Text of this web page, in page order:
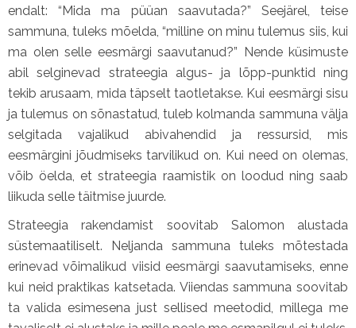
endalt: “Mida ma püüan saavutada?” Seejärel, teise
sammuna, tuleks mõelda, “milline on minu tulemus siis, kui
ma olen selle eesmärgi saavutanud?” Nende küsimuste
abil selginevad strateegia algus- ja lõpp-punktid ning
tekib arusaam, mida täpselt taotletakse. Kui eesmärgi sisu
ja tulemus on sõnastatud, tuleb kolmanda sammuna välja
selgitada vajalikud abivahendid ja ressursid, mis
eesmärgini jõudmiseks tarvilikud on. Kui need on olemas,
võib öelda, et strateegia raamistik on loodud ning saab
liikuda selle täitmise juurde.
Strateegia rakendamist soovitab Salomon alustada
süstemaatiliselt. Neljanda sammuna tuleks mõtestada
erinevad võimalikud viisid eesmärgi saavutamiseks, enne
kui neid praktikas katsetada. Viiendas sammuna soovitab
ta valida esimesena just sellised meetodid, millega me